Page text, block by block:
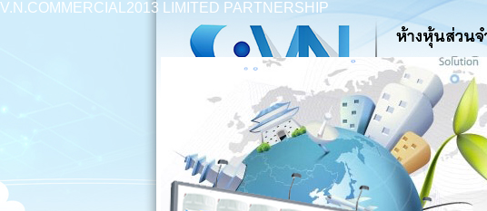
V.N.COMMERCIAL2013 LIMITED PARTNERSHIP